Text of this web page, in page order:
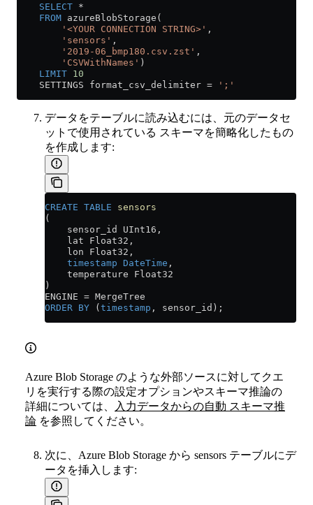
    SELECT
*
    FROM
azureBlobStorage(
        '<YOUR CONNECTION STRING>'
,
        'sensors'
,
        '2019-06_bmp180.csv.zst'
,
        'CSVWithNames'
)
    LIMIT
10
    SETTINGS format_csv_delimiter
= ';'
データをテーブルに読み込むには、元のデータセ
ットで使用されている スキーマを簡略化したもの
を作成します:
CREATE TABLE sensors
(
    sensor_id UInt16,
    lat Float32,
    lon Float32,
    timestamp
DateTime ,
    temperature Float32
)
ENGINE = MergeTree
ORDER BY (timestamp , sensor_id);
Azure Blob Storage のような外部ソースに対してクエ
リを実行する際の設定オプションやスキーマ推論の
詳細については、
入力データからの自動 スキーマ推
論 を参照してください。
次に、Azure Blob Storage から sensors テーブルにデ
ータを挿入します: